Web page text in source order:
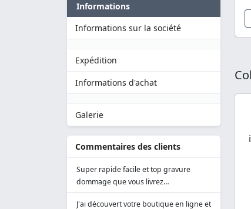
Informations
Informations sur la société
Expédition
Informations d'achat
Galerie
Commentaires des clients
Super rapide facile et top gravure
dommage que vous livrez…
J'ai découvert votre boutique en ligne et